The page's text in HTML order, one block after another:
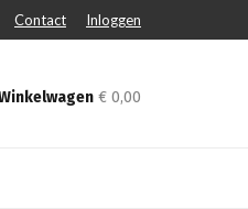
Contact Inloggen
€ 0,00